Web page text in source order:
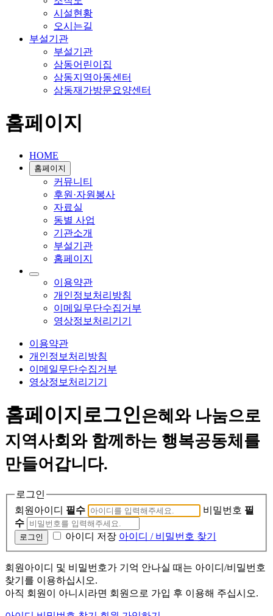
시설현황
오시는길
부설기관
부설기관
삼동어린이집
삼동지역아동센터
삼동재가방문요양센터
홈페이지
HOME
홈페이지
커뮤니티
후원·자원봉사
자료실
동별 사업
기관소개
부설기관
홈페이지
이용약관
개인정보처리방침
이메일무단수집거부
영상정보처리기기
이용약관
개인정보처리방침
이메일무단수집거부
영상정보처리기기
홈페이지로그인은혜와 나눔으로
지역사회와 함께하는 행복공동체를
만들어갑니다.
로그인
회원아이디 필수 비밀번호 필
수
아이디 저장 아이디 / 비밀번호 찾기
회원아이디 및 비밀번호가 기억 안나실 때는 아이디/비밀번호
찾기를 이용하십시오.
아직 회원이 아니시라면 회원으로 가입 후 이용해 주십시오.